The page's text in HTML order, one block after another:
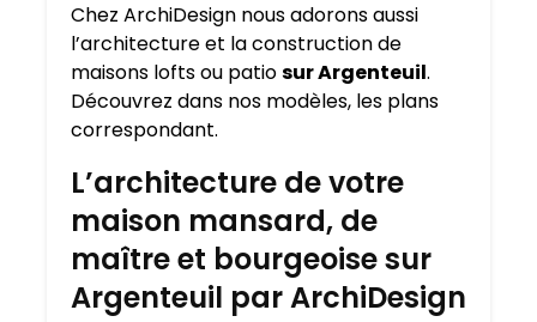
Chez ArchiDesign nous adorons aussi
l’architecture et la construction de
maisons lofts ou patiosur Argenteuil.
Découvrez dans nos modèles, les plans
correspondant.
L’architecture de votre
maison mansard, de
maître et bourgeoise sur
Argenteuil par ArchiDesign